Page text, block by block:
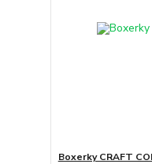
Boxerky CRAFT